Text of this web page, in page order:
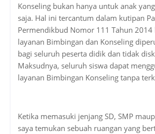
Konseling bukan hanya untuk anak
saja. Hal ini tercantum dalam kutipan
Permendikbud Nomor 111 Tahun 2014
layanan Bimbingan dan Konseling
bagi seluruh peserta didik dan tidak
Maksudnya, seluruh siswa dapat
layanan Bimbingan Konseling tanpa
Ketika memasuki jenjang SD, SMP
saya temukan sebuah ruangan yang